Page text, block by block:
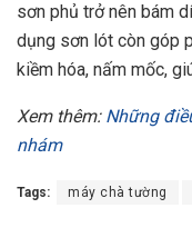
sơn phủ trở nên bám
dụng sơn lót còn góp
kiềm hóa, nấm mốc,
Xem thêm: Những
nhám
Tags: máy chà tường